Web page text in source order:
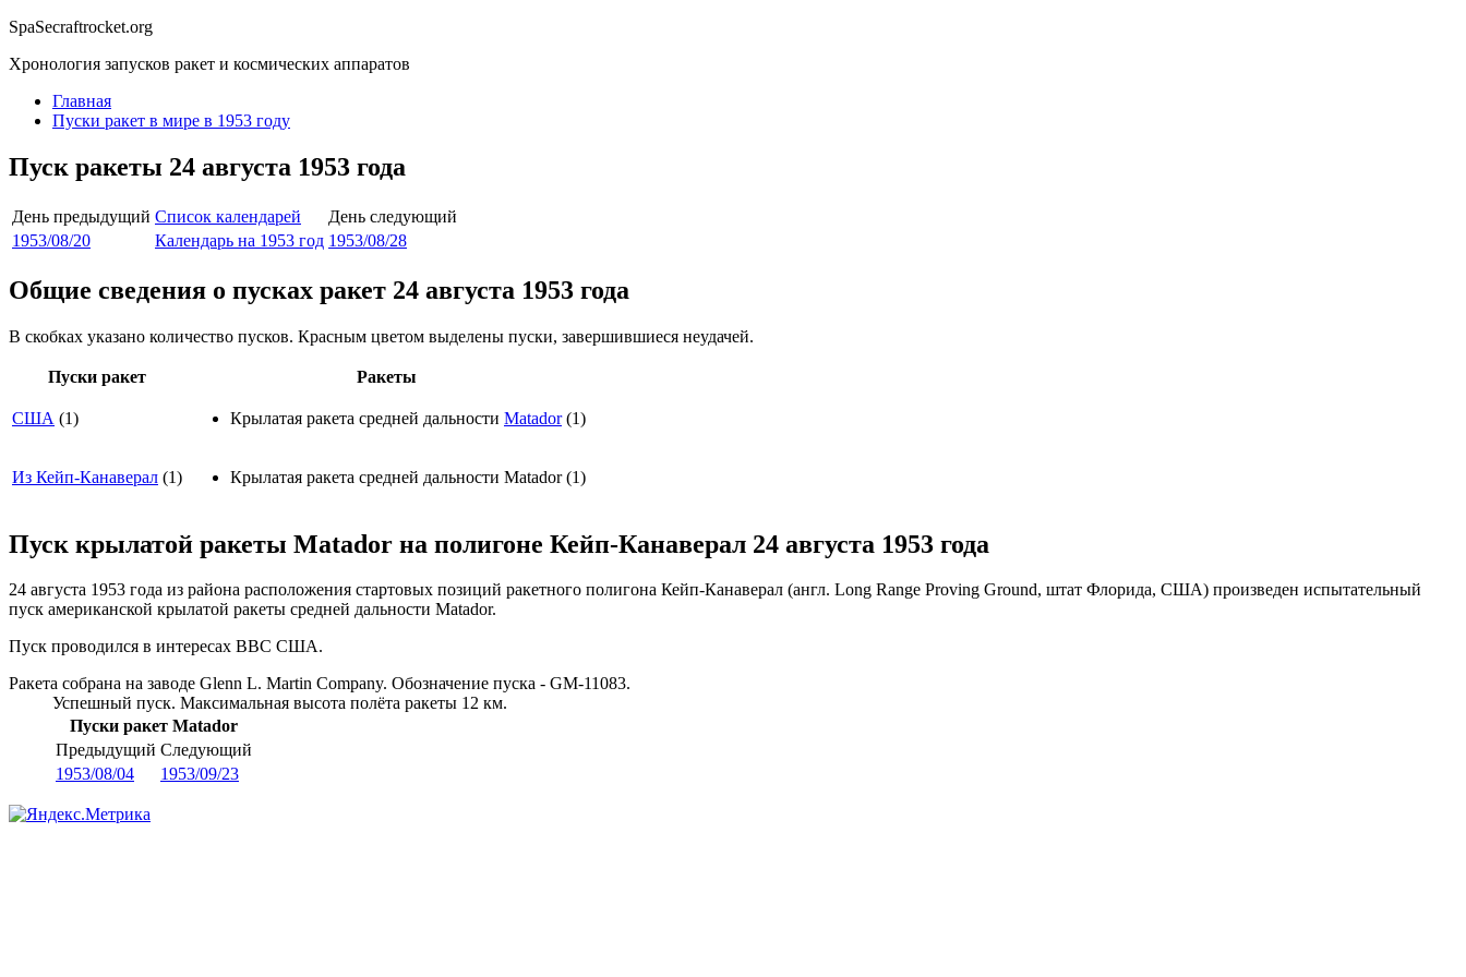
SpaSecraftrocket.org
Хронология запусков ракет и космических аппаратов
Главная
Пуски ракет в мире в 1953 году
Пуск ракеты 24 августа 1953 года
День предыдущий Список календарей
День следующий
1953/08/20
Календарь на 1953 год 1953/08/28
Общие сведения о пусках ракет 24 августа 1953 года
В скобках указано количество пусков. Красным цветом выделены пуски, завершившиеся неудачей.
Пуски ракет Ракеты
США (1) Крылатая ракета средней дальности Matador(1)
Из Кейп-Канаверал (1) Крылатая ракета средней дальности Matador (1)
Пуск крылатой ракеты Matador на полигоне Кейп-Канаверал 24 августа 1953 года
24 августа 1953 года из района расположения стартовых позиций ракетного полигона Кейп-Канаверал (англ. Long Range Proving Ground, штат Флорида, США) произведен испытательный
пуск американской крылатой ракеты средней дальности Matador.
Пуск проводился в интересах ВВС США.
Ракета собрана на заводе Glenn L. Martin Company. Обозначение пуска - GM-11083.
Успешный пуск. Максимальная высота полёта ракеты 12 км.
Пуски ракет Matador
Предыдущий Следующий
1953/08/04
1953/09/23